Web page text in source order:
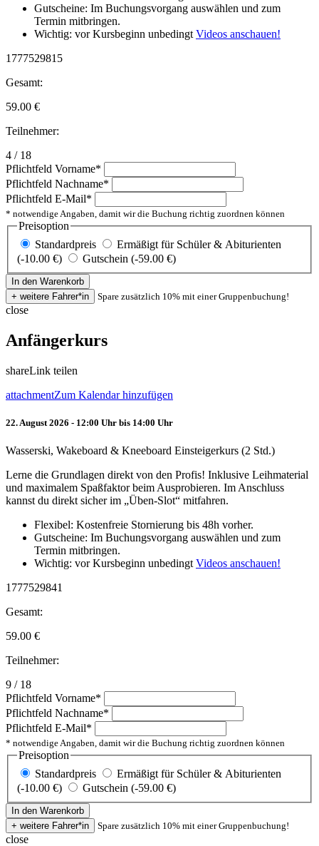
Gutscheine: Im Buchungsvorgang auswählen und zum
Termin mitbringen.
Wichtig: vor Kursbeginn unbedingtVideos anschauen!
1777529815
Gesamt:
59.00 €
Teilnehmer:
4 / 18
Pflichtfeld Vorname*
Pflichtfeld Nachname*
Pflichtfeld E-Mail*
* notwendige Angaben, damit wir die Buchung richtig zuordnen können
Preisoption
Standardpreis
Ermäßigt für Schüler & Abiturienten
(-10.00 €)
Gutschein (-59.00 €)
Spare zusätzlich 10% mit einer Gruppenbuchung!
close
Anfängerkurs
shareLink teilen
attachmentZum Kalendar hinzufügen
22. August 2026 - 12:00 Uhr bis 14:00 Uhr
Wasserski, Wakeboard & Kneeboard Einsteigerkurs (2 Std.)
Lerne die Grundlagen direkt von den Profis! Inklusive Leihmaterial
und maximalem Spaßfaktor beim Ausprobieren. Im Anschluss
kannst du direkt sicher im „Üben-Slot“ mitfahren.
Flexibel: Kostenfreie Stornierung bis 48h vorher.
Gutscheine: Im Buchungsvorgang auswählen und zum
Termin mitbringen.
Wichtig: vor Kursbeginn unbedingt Videos anschauen!
1777529841
Gesamt:
59.00 €
Teilnehmer:
9 / 18
Pflichtfeld Vorname*
Pflichtfeld Nachname*
Pflichtfeld E-Mail*
* notwendige Angaben, damit wir die Buchung richtig zuordnen können
Preisoption
Standardpreis
Ermäßigt für Schüler & Abiturienten
(-10.00 €)
Gutschein (-59.00 €)
Spare zusätzlich 10% mit einer Gruppenbuchung!
close